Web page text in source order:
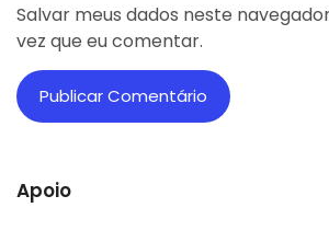
Salvar meus dados neste
vez que eu comentar.
Apoio